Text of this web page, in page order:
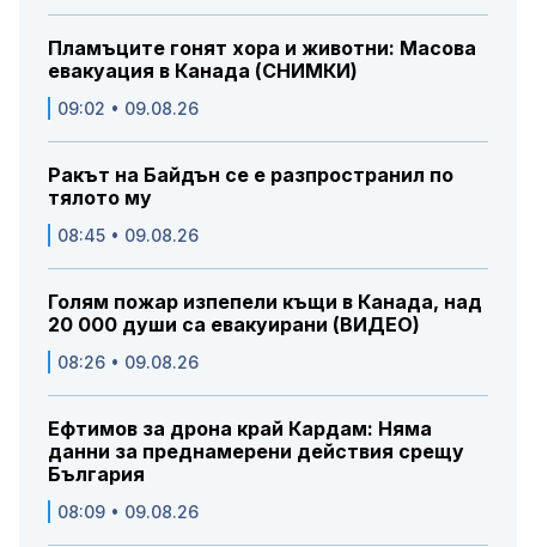
Пламъците гонят хора и животни: Масова
евакуация в Канада (СНИМКИ)
09:02 • 09.08.26
Ракът на Байдън се е разпространил по
тялото му
08:45 • 09.08.26
Голям пожар изпепели къщи в Канада, над
20 000 души са евакуирани (ВИДЕО)
08:26 • 09.08.26
Ефтимов за дрона край Кардам: Няма
данни за преднамерени действия срещу
България
08:09 • 09.08.26